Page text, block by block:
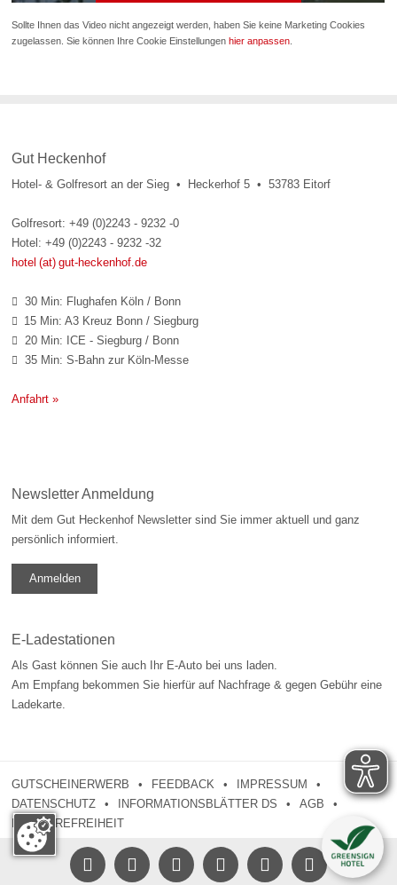
Sollte Ihnen das Video nicht angezeigt werden, haben Sie keine Marketing Cookies
zugelassen. Sie können Ihre Cookie Einstellungen hier anpassen.
Gut Heckenhof
Hotel- & Golfresort an der Sieg • Heckerhof 5 • 53783 Eitorf
Golfresort: +49 (0)2243 - 9232 -0
Hotel: +49 (0)2243 - 9232 -32
hotel (at) gut-heckenhof.de
 30 Min: Flughafen Köln / Bonn
 15 Min: A3 Kreuz Bonn / Siegburg
 20 Min: ICE - Siegburg / Bonn
 35 Min: S-Bahn zur Köln-Messe
Anfahrt »
Newsletter Anmeldung
Mit dem Gut Heckenhof Newsletter sind Sie immer aktuell und ganz
persönlich informiert.
Anmelden
E-Ladestationen
Als Gast können Sie auch Ihr E-Auto bei uns laden.
Am Empfang bekommen Sie hierfür auf Nachfrage & gegen Gebühr eine
Ladekarte.
GUTSCHEINERWERB FEEDBACK
IMPRESSUM
DATENSCHUTZ
INFORMATIONSBLÄTTER DS
AGB
BARRIEREFREIHEIT
    